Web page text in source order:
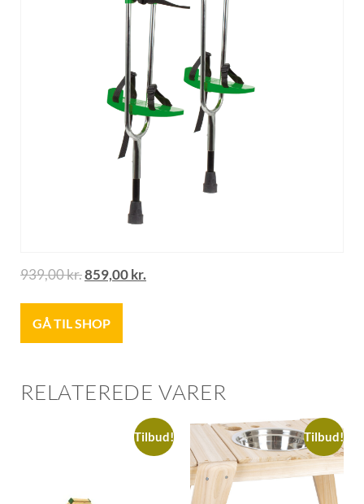
939,00kr.859,00kr.
GÅ TIL SHOP
RELATEREDE VARER
Tilbud! Tilbud!